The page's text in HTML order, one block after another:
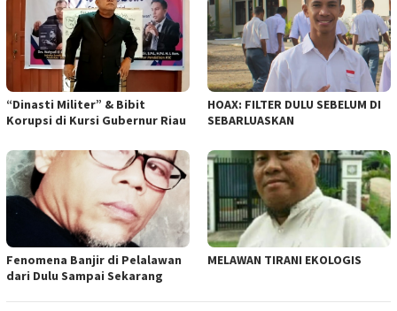
“Dinasti Militer” & Bibit
Korupsi di Kursi Gubernur Riau
HOAX: FILTER DULU SEBELUM DI
SEBARLUASKAN
Fenomena Banjir di Pelalawan
dari Dulu Sampai Sekarang
MELAWAN TIRANI EKOLOGIS